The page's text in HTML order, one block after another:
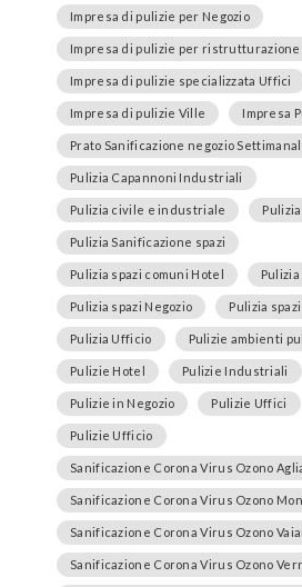
Impresa di pulizie per Negozio
Impresa di pulizie per ristrutturazione
Impresa di pulizie specializzata Uffici
Impresa di pulizie Ville Impresa
Prato Sanificazione negozio
Pulizia Capannoni Industriali
Pulizia civile e industriale
Pulizia Sanificazione spazi
Pulizia spazi comuni Hotel
Pulizia spazi Negozio Pulizia
Pulizia Ufficio Pulizie ambienti
Pulizie Hotel Pulizie Industriali
Pulizie in Negozio Pulizie Uffici
Pulizie Ufficio
Sanificazione Corona Virus Ozono
Sanificazione Corona Virus Ozono
Sanificazione Corona Virus Ozono
Sanificazione Corona Virus Ozono